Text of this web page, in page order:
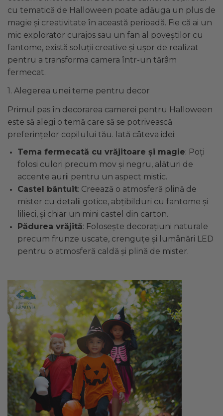
Patura Nou Nascuti
Fasa
Sac de Dormit
Sac de Infasat
Scutec de Infasat
Sistem - Vara
Sistem Nou Nascut
Sistem 3-6 luni
Sistem 6-9 Luni
Sistem Ieftin
Saltele
Baldachin
Cearsafuri si protectii
Suport
Sustinere
Torticolis
VARSTA
6 Luni
Plapuma si Perna
Set Paturica si Perna
Set Cuverturi si Pernute
Bebe - Plaja
Copii - Bumbac
Copii - Gluga
Copii - Plaja cu Gluga
Copii - Poncho Plaja
Cu Capison - Bebe
Personalizate
Roz
Pat Stivuibil
Scaune
Lemn
Mese
Modulare
CRESA
Ghiozdane
Ghiozdane Fete
Ghiozdane Baieti
cu tematică de Halloween poate adăuga un plus de
magie și creativitate în această perioadă. Fie că ai un
mic explorator curajos sau un fan al poveștilor cu
fantome, există soluții creative și ușor de realizat
pentru a transforma camera într-un tărâm
fermecat.
1. Alegerea unei teme pentru decor
Primul pas în decorarea camerei pentru Halloween
este să alegi o temă care să se potrivească
preferințelor copilului tău. Iată câteva idei:
Tema fermecată cu vrăjitoare și magie: Poți
folosi culori precum mov și negru, alături de
accente aurii pentru un aspect mistic.
Castel bântuit: Creează o atmosferă plină de
mister cu detalii gotice, abțibilduri cu fantome și
lilieci, și chiar un mini castel din carton.
Pădurea vrăjită: Folosește decorațiuni naturale
precum frunze uscate, crenguțe și lumânări LED
pentru o atmosferă caldă și plină de mister.